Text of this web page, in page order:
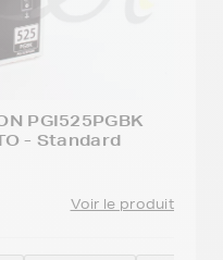
PGI525PGBK
- Standard
Voir le produit